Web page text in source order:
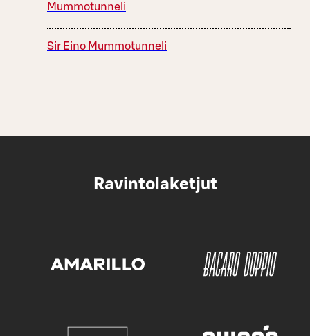
Mummotunneli
Sir Eino Mummotunneli
Ravintolaketjut